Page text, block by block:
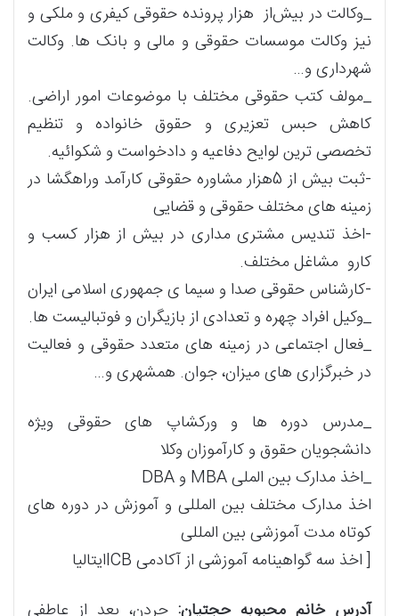
_وکالت در بیش‌از هزار پرونده حقوقی کیفری و ملکی و
نیز وکالت موسسات حقوقی و مالی و بانک ها. وکالت
شهرداری و…
_مولف کتب حقوقی مختلف با موضوعات امور اراضی.
کاهش حبس تعزیری و حقوق خانواده و تنظیم
تخصصی ترین لوایح دفاعیه و دادخواست و شکوائیه.
-ثبت بیش از 5هزار مشاوره حقوقی کارآمد وراهگشا در
زمینه های مختلف حقوقی و قضایی
-اخذ تندیس مشتری مداری در بیش از هزار کسب و
کارو مشاغل مختلف.
-کارشناس حقوقی صدا و سیما ی جمهوری اسلامی ایران
_وکیل افراد چهره و تعدادی از بازیگران و فوتبالیست ها.
_فعال اجتماعی در زمینه های متعدد حقوقی و فعالیت
در خبرگزاری های میزان، جوان. همشهری و…
_مدرس دوره ها و ورکشاپ های حقوقی ویژه
دانشجویان حقوق و کارآموزان وکلا
_اخذ مدارک بین الملی MBA و DBA
اخذ مدارک مختلف بین المللی و آموزش در دوره های
کوتاه مدت آموزشی بین المللی
[ اخذ سه گواهینامه آموزشی از آکادمی ICBایتالیا